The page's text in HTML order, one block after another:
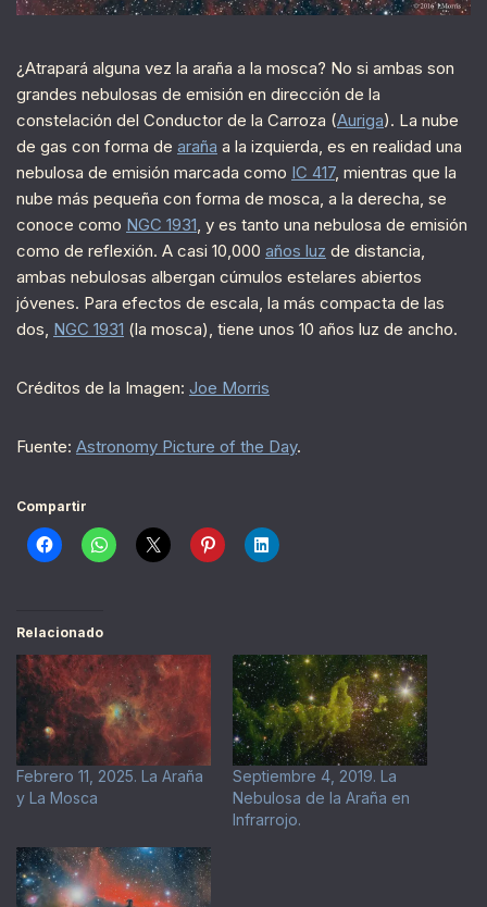
¿Atrapará alguna vez la araña a la mosca? No si ambas son
grandes nebulosas de emisión en dirección de la
constelación del Conductor de la Carroza (Auriga). La nube
de gas con forma de araña a la izquierda, es en realidad una
nebulosa de emisión marcada como IC 417, mientras que la
nube más pequeña con forma de mosca, a la derecha, se
conoce como NGC 1931, y es tanto una nebulosa de emisión
como de reflexión. A casi 10,000 años luz de distancia,
ambas nebulosas albergan cúmulos estelares abiertos
jóvenes. Para efectos de escala, la más compacta de las
dos, NGC 1931 (la mosca), tiene unos 10 años luz de ancho.
Créditos de la Imagen: Joe Morris
Fuente: Astronomy Picture of the Day.
Compartir
Relacionado
Febrero 11, 2025. La Araña
y La Mosca
Septiembre 4, 2019. La
Nebulosa de la Araña en
Infrarrojo.